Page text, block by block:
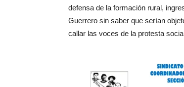
defensa de la formación rural,
Guerrero sin saber que serían
callar las voces de la protesta